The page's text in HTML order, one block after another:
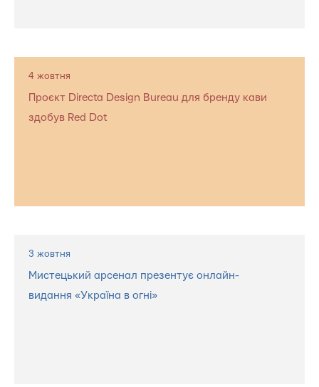
4 жовтня
Проєкт Directa Design Bureau для бренду кави
здобув Red Dot
3 жовтня
Мистецький арсенал презентує онлайн-
видання «Україна в огні»